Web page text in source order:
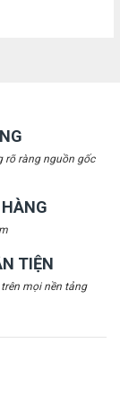
rõ ràng nguồn gốc
TIỆN
mọi nền tảng